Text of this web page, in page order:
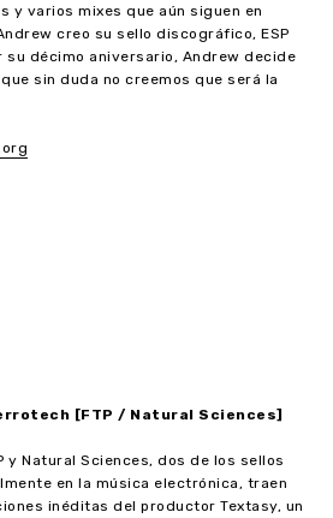
y varios mixes que aún siguen en
creo su sello discográfico, ESP
décimo aniversario, Andrew decide
sin duda no creemos que será la
[FTP / Natural Sciences]
y Natural Sciences, dos de los sellos
en la música electrónica, traen
inéditas del productor Textasy, un